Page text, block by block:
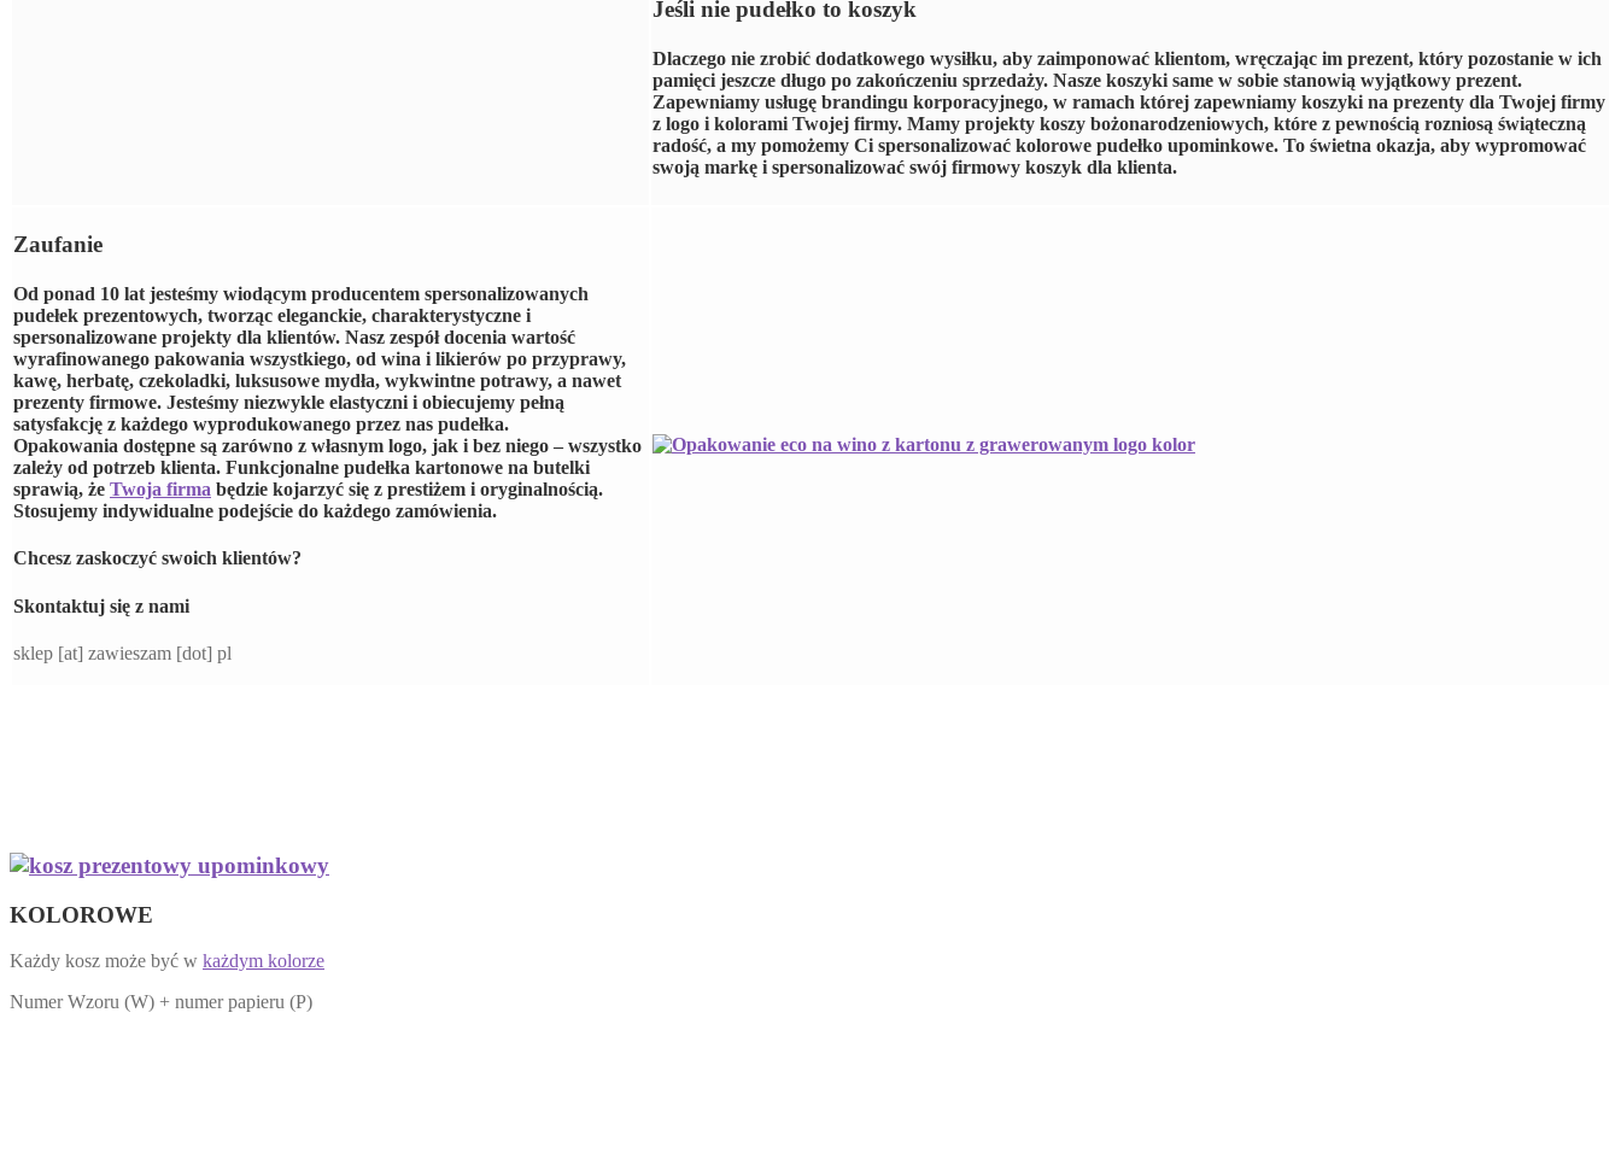
Jeśli nie pudełko to koszyk
Dlaczego nie zrobić dodatkowego wysiłku, aby zaimponować klientom, wręczając im prezent, który pozostanie w ich
pamięci jeszcze długo po zakończeniu sprzedaży. Nasze koszyki same w sobie stanowią wyjątkowy prezent.
Zapewniamy usługę brandingu korporacyjnego, w ramach której zapewniamy koszyki na prezenty dla Twojej firmy
z logo i kolorami Twojej firmy. Mamy projekty koszy bożonarodzeniowych, które z pewnością rozniosą świąteczną
radość, a my pomożemy Ci spersonalizować kolorowe pudełko upominkowe. To świetna okazja, aby wypromować
swoją markę i spersonalizować swój firmowy koszyk dla klienta.
Zaufanie
Od ponad 10 lat jesteśmy wiodącym producentem spersonalizowanych
pudełek prezentowych, tworząc eleganckie, charakterystyczne i
spersonalizowane projekty dla klientów. Nasz zespół docenia wartość
wyrafinowanego pakowania wszystkiego, od wina i likierów po przyprawy,
kawę, herbatę, czekoladki, luksusowe mydła, wykwintne potrawy, a nawet
prezenty firmowe. Jesteśmy niezwykle elastyczni i obiecujemy pełną
satysfakcję z każdego wyprodukowanego przez nas pudełka.
Opakowania dostępne są zarówno z własnym logo, jak i bez niego – wszystko
zależy od potrzeb klienta. Funkcjonalne pudełka kartonowe na butelki
sprawią, że Twoja firma będzie kojarzyć się z prestiżem i oryginalnością.
Stosujemy indywidualne podejście do każdego zamówienia.
Chcesz zaskoczyć swoich klientów?
Skontaktuj się z nami
sklep [at] zawieszam [dot] pl
KOLOROWE
Każdy kosz może być w każdym kolorze
Numer Wzoru (W) + numer papieru (P)